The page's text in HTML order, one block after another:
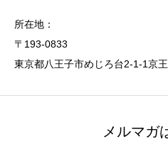
所在地：
〒193-0833
東京都八王子市めじろ台2-1-1京
メルマガ